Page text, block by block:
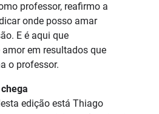
professor, reafirmo a
onde posso amar
E é aqui que
em resultados que
o professor.
edição está Thiago